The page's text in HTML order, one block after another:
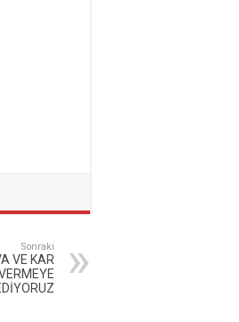
Sonraki
VE KAR